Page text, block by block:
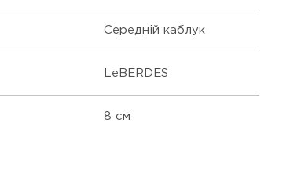
Середній каблук
LeBERDES
8 см